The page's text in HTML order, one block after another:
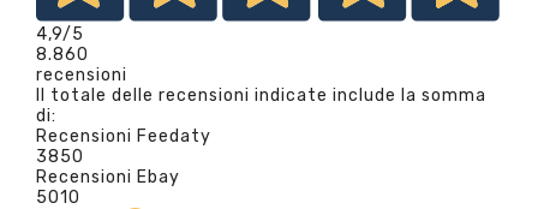
4,9/5
8.860
recensioni
Il totale delle recensioni indicate include la somma
di:
Recensioni Feedaty
3850
Recensioni Ebay
5010